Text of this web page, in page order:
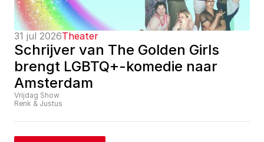
31 jul 2026Theater
Schrijver van The Golden Girls
brengt LGBTQ+-komedie naar
Amsterdam
Vrijdag Show
Renk & Justus